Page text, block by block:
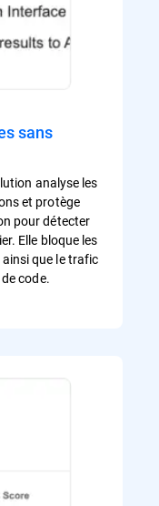
sans
analyse les
et protège
pour détecter
Elle bloque les
que le trafic
code.